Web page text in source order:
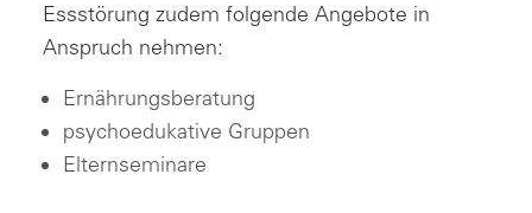
Essstörung zudem folgende Angebote in
Anspruch nehmen:
Ernährungsberatung
psychoedukative Gruppen
Elternseminare